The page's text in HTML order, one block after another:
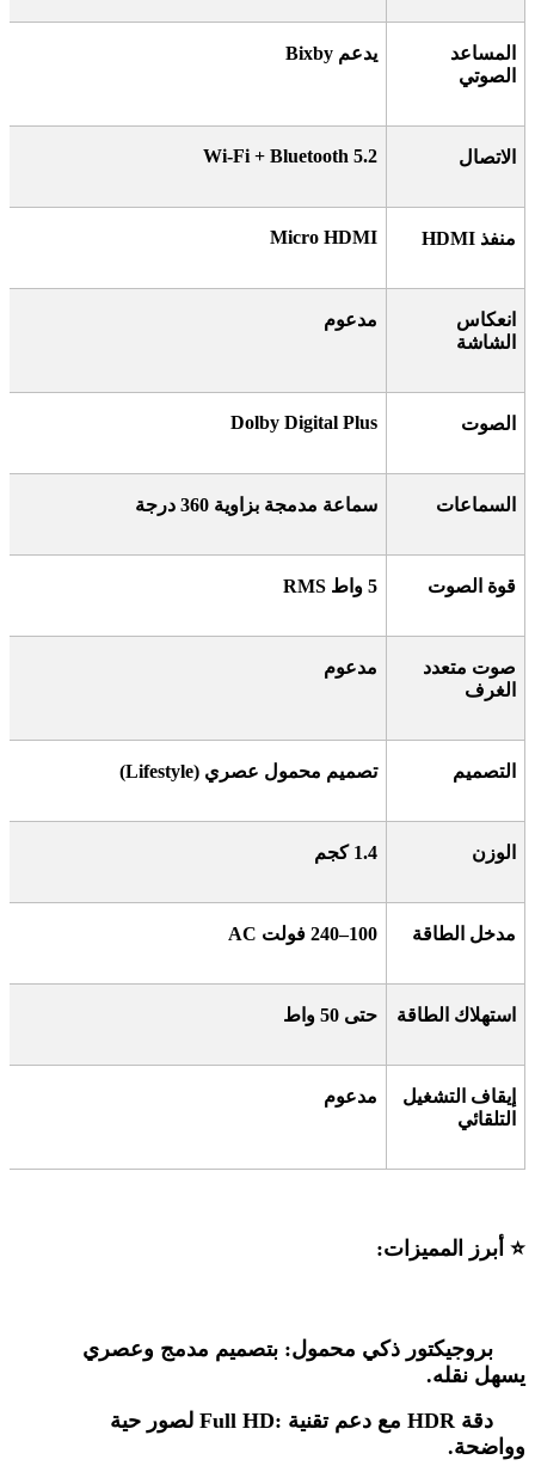
المساعد
الصوتي
يدعم Bixby
الاتصال Wi-Fi + Bluetooth 5.2
منفذ HDMI
Micro HDMI
انعكاس
الشاشة
مدعوم
الصوت Dolby Digital Plus
السماعات سماعة مدمجة بزاوية 360 درجة
قوة الصوت 5 واط RMS
صوت متعدد
الغرف
مدعوم
التصميم تصميم محمول عصري (Lifestyle)
الوزن 1.4 كجم
مدخل الطاقة 100–240 فولت
استهلاك الطاقة حتى 50 واط
إيقاف التشغيل
التلقائي
مدعوم
⭐ أبرز المميزات:
بروجيكتور ذكي محمول: بتصميم مدمج وعصري
يسهل نقله.
دقة
مع دعم تقنية HDR
لصور حية
وواضحة.